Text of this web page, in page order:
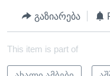
გაზიარება
This item is part of